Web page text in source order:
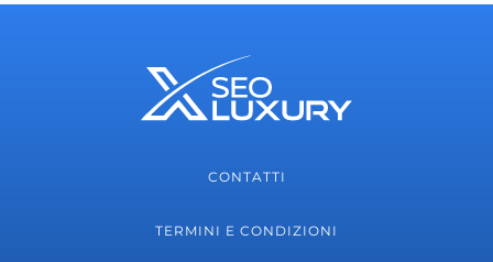
CONTATTI
TERMINI E CONDIZIONI